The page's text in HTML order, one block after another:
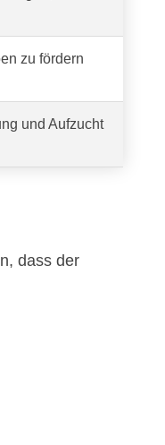
zu fördern
und Aufzucht
dass der